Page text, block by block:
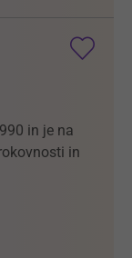
in je na
in